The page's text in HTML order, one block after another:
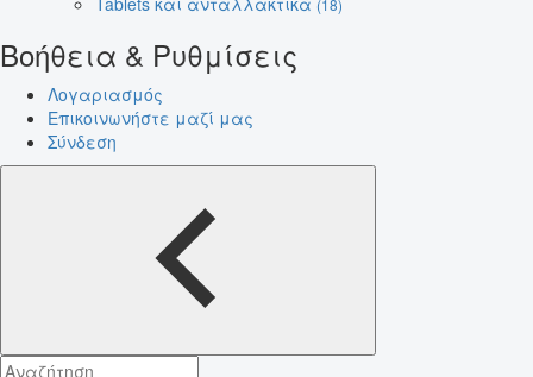
(18)
Βοήθεια & Ρυθμίσεις
Λογαριασμός
Επικοινωνήστε μαζί μας
Σύνδεση